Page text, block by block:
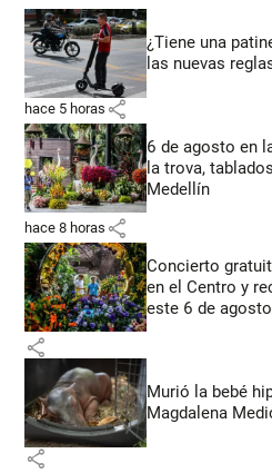
¿Tiene una
las nuevas
hace 5 horas share
6 de agosto en
la trova,
Medellín
hace 8 horas share
Concierto
en el Centro y
este 6 de
share
Murió la bebé
Magdalena
share